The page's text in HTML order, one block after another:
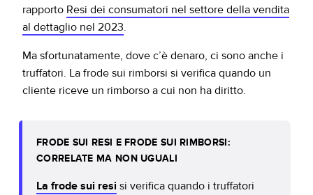
rapporto Resi dei consumatori nel settore della vendita
al dettaglio nel 2023.
Ma sfortunatamente, dove c’è denaro, ci sono anche i
truffatori. La frode sui rimborsi si verifica quando un
cliente riceve un rimborso a cui non ha diritto.
FRODE SUI RESI E FRODE SUI RIMBORSI:
CORRELATE MA NON UGUALI
La frode sui resi si verifica quando i truffatori